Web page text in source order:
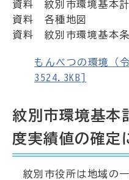
資料 紋別市環境基本
資料 各種地図
資料 紋別市環境基本条
もんべつの環境（
3524.3KB]
紋別市環境基本
度実績値の確定
紋別市役所は地域の